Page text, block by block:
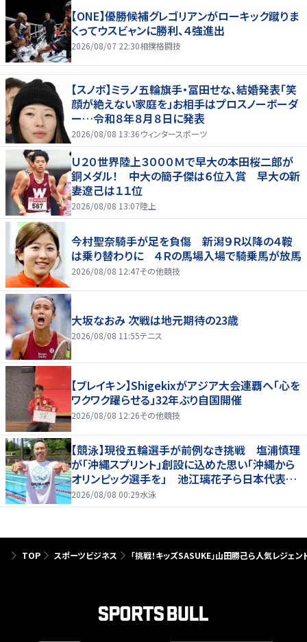
【ONE】優勝候補グレゴリアンがローキック蹴りま
くってウスビャンに勝利、４強進出
2026/08/07 22:30相撲格闘技
【スノボ】ミラノ五輪旗手・冨田せな、結婚発表「笑
顔が絶えない家庭を」お相手はプロスノーボーダ
ー…令和８年８月８日に発表
2026/08/08 13:36ウィンタースポーツ
Ｕ２０世界陸上３０００Ｍで早大の本田桜二郎が
銅メダル！ 中大の簡子傑は６位入賞 早大の新
妻遼己は１１位
2026/08/08 13:07陸上
今村聖奈騎手が足を負傷 新潟９Ｒ以降の４鞍
は乗り替わりに ４Ｒの馬場入場で騎乗馬が放馬
2026/08/08 12:47その他競技
大坂なおみ 次戦は地元期待の23歳
2026/08/08 11:55テニス
【ブレイキン】Shigekixがアジア大会連覇へ「心を
ワクワク躍らせる」32年ぶり自国開催
2026/08/08 12:26その他競技
【競泳】現役五輪選手が前例なき挑戦 塩浦慎理
が「沖縄スプリント」創設に込めた思い「沖縄から
オリンピック選手を」 池江璃花子ら日本代表も
参戦
2026/08/08 00:29水泳
TOP スポーツビジネス 「挑戦！キッズSASUKE」山田勝己ら人気レジェ